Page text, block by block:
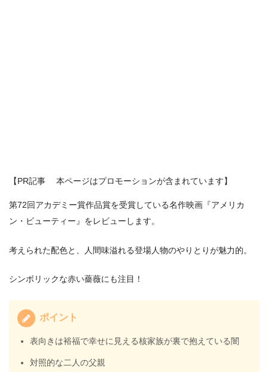
【PR記事 本ページはプロモーションが含まれています】
第72回アカデミー賞作品賞を受賞している名作映画『アメリカ
ン・ビューティー』をレビューします。
考えられた配色と、人間味溢れる登場人物のやりとりが魅力的。
シンボリックな赤い薔薇にも注目！
ポイント
表向きは裕福で幸せに見える核家族が裏で抱えている闇
対照的な二人の父親